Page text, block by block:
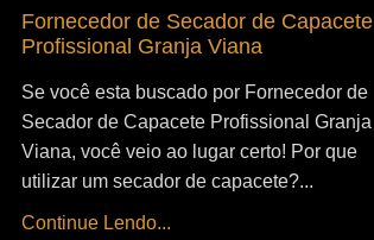
Fornecedor de Secador de Capacete
Profissional Granja Viana
Se você esta buscado por Fornecedor de
Secador de Capacete Profissional Granja
Viana, você veio ao lugar certo! Por que
utilizar um secador de capacete?...
Continue Lendo...